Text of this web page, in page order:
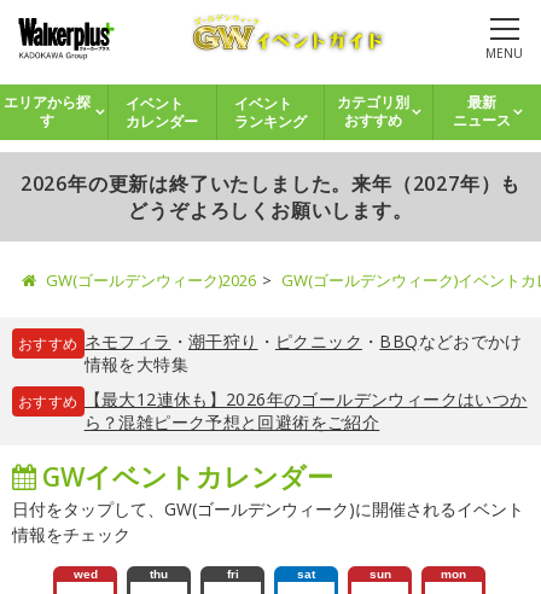
MENU
エリアから探
す
イベント
カレンダー
イベント
ランキング
カテゴリ別
おすすめ
最新
ニュース
2026年の更新は終了いたしました。来年（2027年）も
どうぞよろしくお願いします。
GW(ゴールデンウィーク)2026 GW(ゴールデンウィーク)イベント
おすすめ ネモフィラ ・ 潮干狩り ・ ピクニック ・ BBQなどおでかけ
情報を大特集
おすすめ
【最大12連休も】2026年のゴールデンウィークはいつか
ら？混雑ピーク予想と回避術をご紹介
GWイベントカレンダー
日付をタップして、GW(ゴールデンウィーク)に開催されるイベント
情報をチェック
wed thu fri sat sun mon